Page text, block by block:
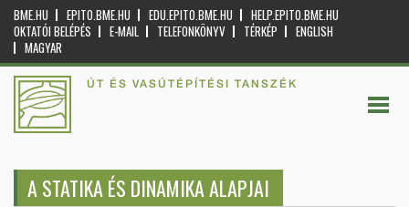
BME.HU EPITO.BME.HU EDU.EPITO.BME.HU
HELP.EPITO.BME.HU
OKTATÓI BELÉPÉS
E-MAIL TELEFONKÖNYV TÉRKÉP
ENGLISH
MAGYAR
ÚT ÉS VASÚTÉPÍTÉSI TANSZÉK
A STATIKA ÉS DINAMIKA ALAPJAI